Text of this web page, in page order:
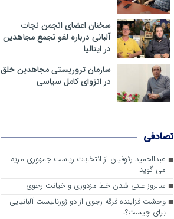
سخنان اعضای انجمن نجات
آلبانی درباره لغو تجمع مجاهدین
در ایتالیا
سازمان تروریستی مجاهدین خلق
در انزوای کامل سیاسی
تصادفی
عبدالحمید رئوفیان از انتخابات ریاست جمهوری مریم
می گوید
سالروز علنی شدن خط مزدوری و خیانت رجوی
وحشت فزاینده فرقه رجوی از دو ژورنالیست آلبانیایی
برای چیست؟!